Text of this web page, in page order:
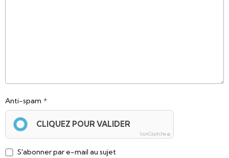
Anti-spam
CLIQUEZ POUR VALIDER
IconCaptcha ©
S'abonner par e-mail au sujet